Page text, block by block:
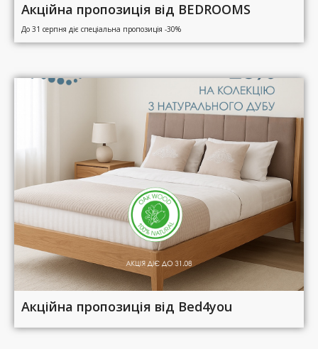
Акційна пропозиція від BEDROOMS
До 31 серпня діє спеціальна пропозиція -30%
Акційна пропозиція від Bed4you